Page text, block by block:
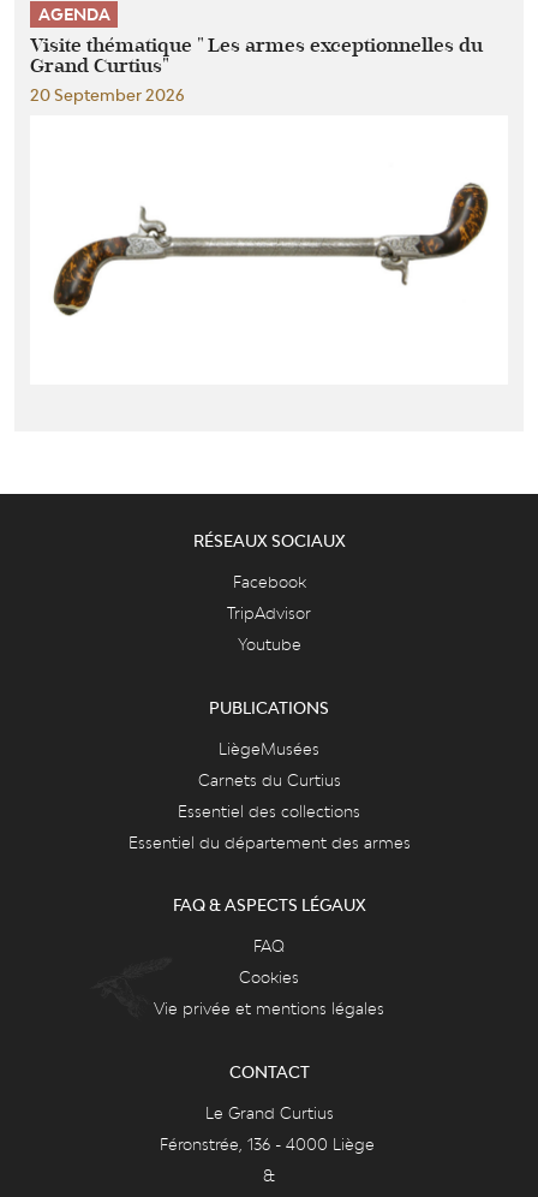
AGENDA
Visite thématique " Les armes exceptionnelles du
Grand Curtius"
20 September 2026
RÉSEAUX SOCIAUX
Facebook
TripAdvisor
Youtube
PUBLICATIONS
LiègeMusées
Carnets du Curtius
Essentiel des collections
Essentiel du département des armes
FAQ & ASPECTS LÉGAUX
FAQ
Cookies
Vie privée et mentions légales
CONTACT
Le Grand Curtius
Féronstrée, 136 - 4000 Liège
&